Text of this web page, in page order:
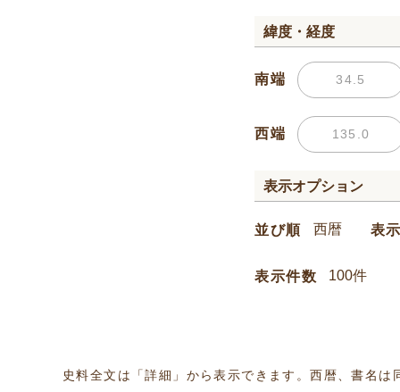
緯度・経度
南端
西端
表示オプション
並び順 表
表示件数
史料全文は「詳細」から表示できます。西暦、書名